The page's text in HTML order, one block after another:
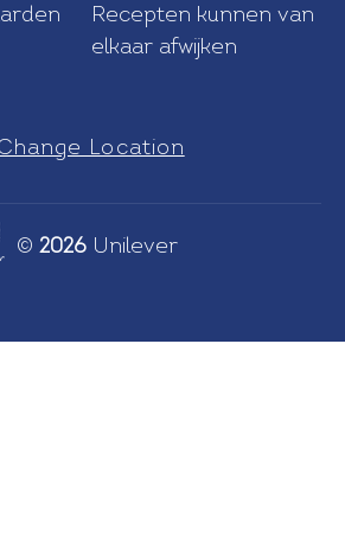
Recepten kunnen van
elkaar afwijken
opens in new tab